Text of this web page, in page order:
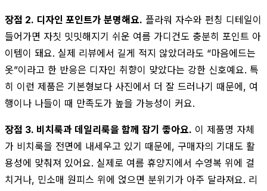
장점 2. 디자인 포인트가 분명해요. 플라워 자수와 펀칭 디테일이
들어가면 자칫 밋밋해지기 쉬운 여름 가디건도 충분히 포인트 아
이템이 돼요. 실제 리뷰에서 길게 적지 않았더라도 “마음에드는
옷”이라고 한 반응은 디자인 취향이 맞았다는 강한 신호예요. 특
히 이런 제품은 기본형보다 사진에서 더 잘 드러나기 때문에, 여
행이나 나들이 때 만족도가 높을 가능성이 커요.
장점 3. 비치룩과 데일리룩을 함께 잡기 좋아요. 이 제품명 자체
가 비치룩을 전면에 내세우고 있기 때문에, 구매자의 기대도 활
용성에 맞춰져 있어요. 실제로 여름 휴양지에서 수영복 위에 걸
치거나, 민소매 원피스 위에 얹으면 분위기가 아주 달라져요. 리